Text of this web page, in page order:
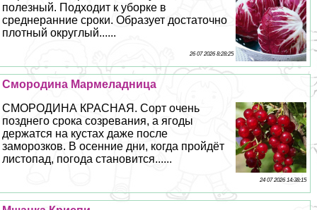
полезный. Подходит к уборке в
среднеранние сроки. Образует достаточно
плотный округлый......
26 07 2026 8:28:25
Смородина Мармеладница
СМОРОДИНА КРАСНАЯ. Сорт очень
позднего срока созревания, а ягоды
держатся на кустах даже после
заморозков. В осенние дни, когда пройдёт
листопад, погода становится......
24 07 2026 14:38:15